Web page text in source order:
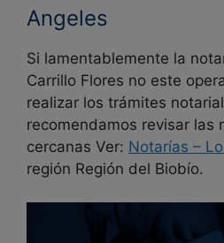
Angeles
Si lamentablemente la
Carrillo Flores no este
realizar los trámites
recomendamos revisar las
cercanas Ver: Notarías –
región Región del Biobío.